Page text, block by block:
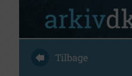
Tilbage